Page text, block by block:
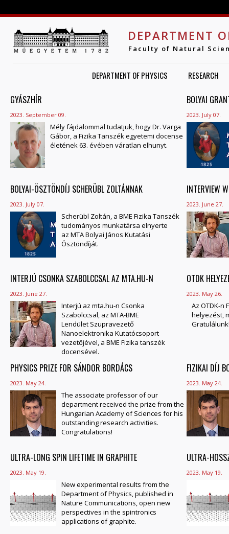
DEPARTMENT
Faculty of Natural
DEPARTMENT OF PHYSICS RESEARCH
GYÁSZHÍR
2023. September 09.
Mély fájdalommal tudatjuk, hogy Dr. Varga
Gábor, a Fizika Tanszék egyetemi docense
életének 63. évében váratlan elhunyt.
BOLYAI
2023. July 07.
BOLYAI-ÖSZTÖNDÍJ SCHERÜBL ZOLTÁNNAK
2023. July 07.
Scherübl Zoltán, a BME Fizika Tanszék
tudományos munkatársa elnyerte
az MTA Bolyai János Kutatási
Ösztöndíját.
INTERVIEW
2023. June 27.
INTERJÚ CSONKA SZABOLCCSAL AZ MTA.HU-N
2023. June 27.
Interjú az mta.hu-n Csonka
Szabolccsal, az MTA-BME
Lendület Szupravezető
Nanoelektronika Kutatócsoport
vezetőjével, a BME Fizika tanszék
docensével.
OTDK
2023. May 26.
Az OTDK-n
helyezést,
PHYSICS PRIZE FOR SÁNDOR BORDÁCS
2023. May 24.
The associate professor of our
department received the prize from the
Hungarian Academy of Sciences for his
outstanding research activities.
Congratulations!
FIZIKAI DÍJ
2023. May 24.
ULTRA-LONG SPIN LIFETIME IN GRAPHITE
2023. May 19.
New experimental results from the
Department of Physics, published in
Nature Communications, open new
perspectives in the spintronics
applications of graphite.
ULTRA-
2023. May 19.
PAGES